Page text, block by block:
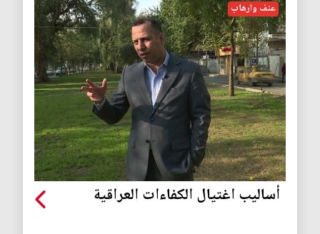
عنف وارهاب
أساليب اغتيال الكفاءات العراقية